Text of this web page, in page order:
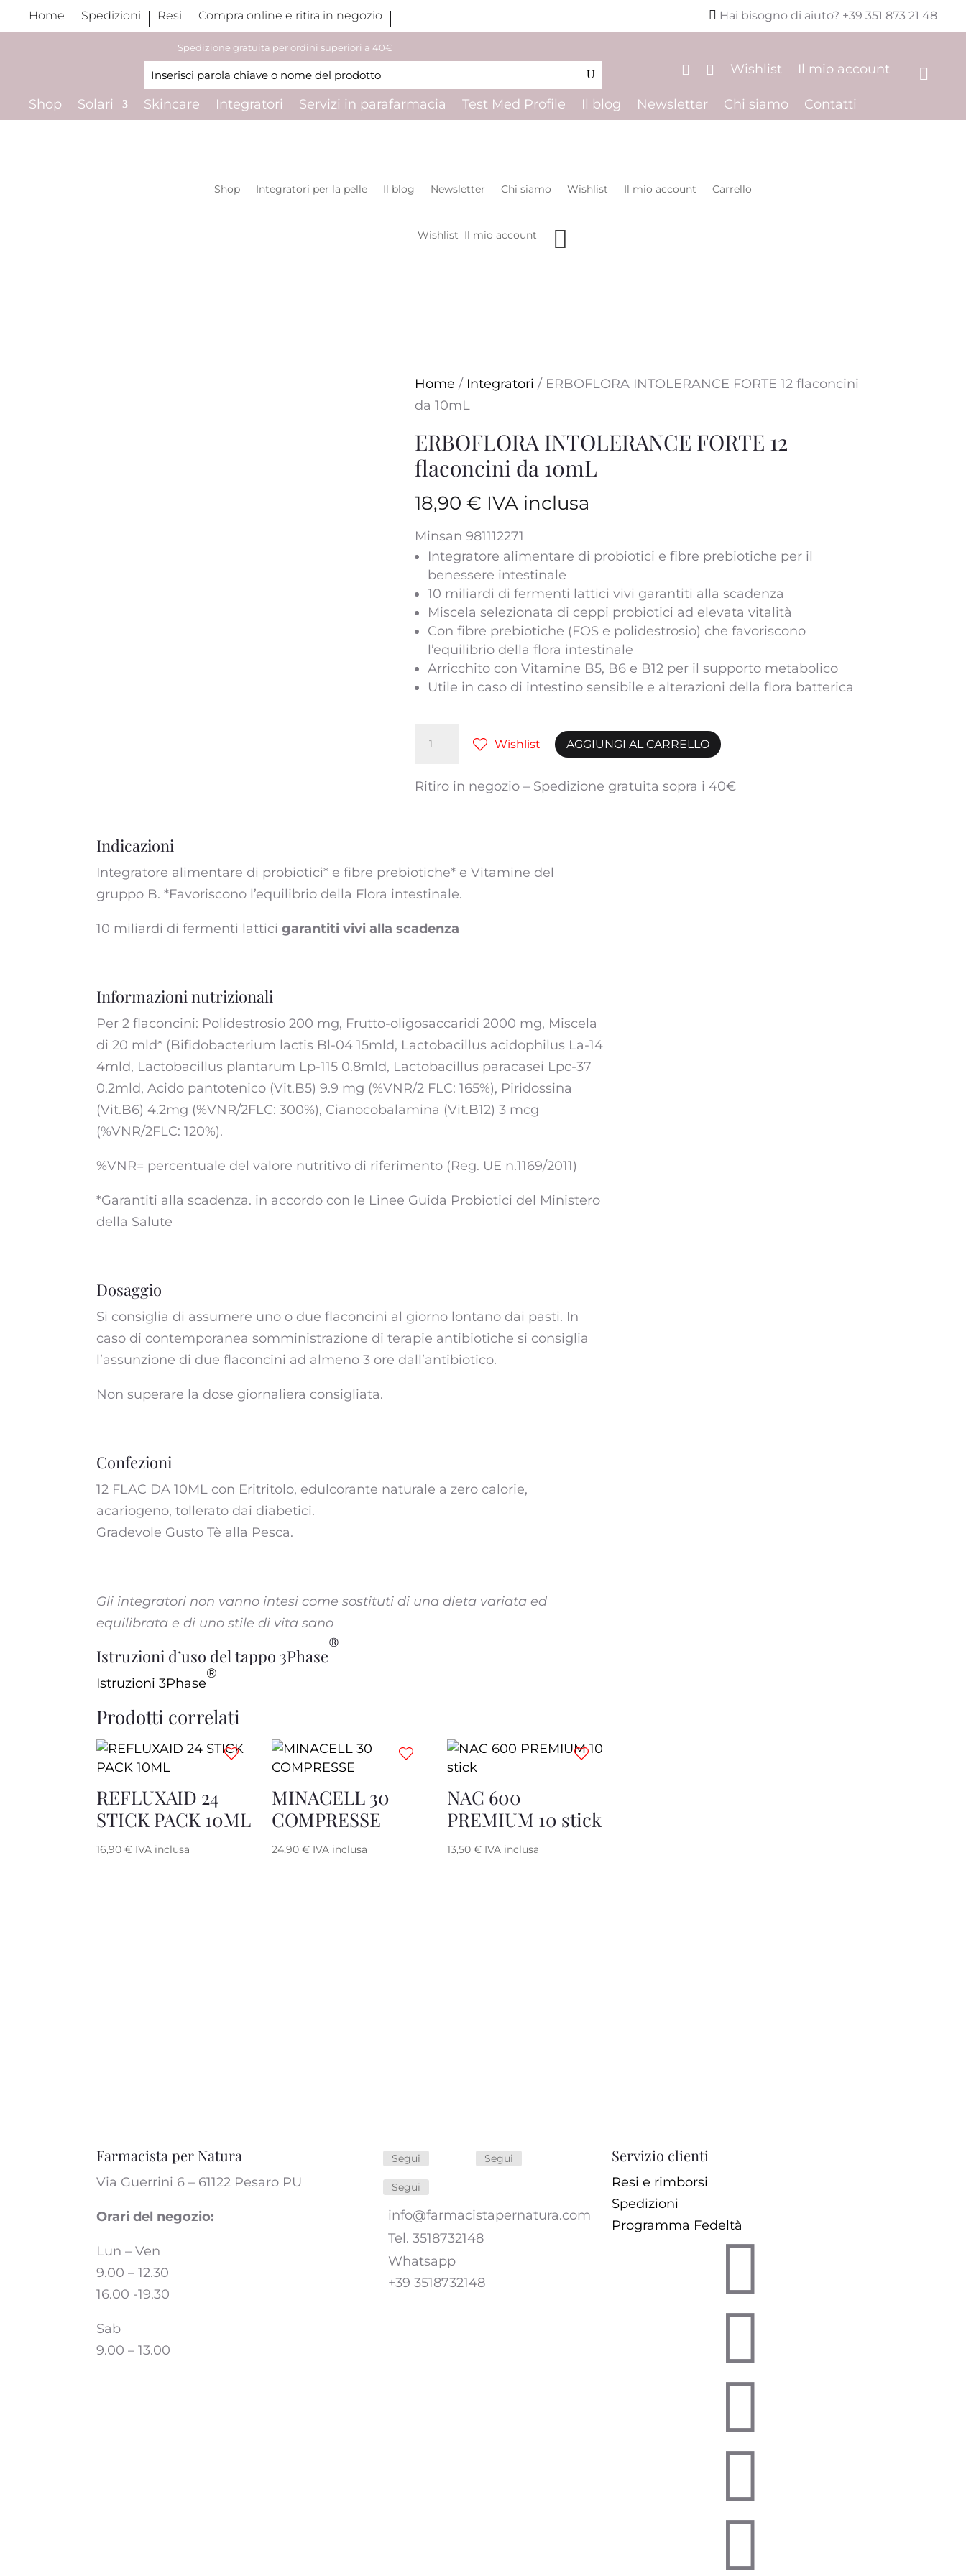
Home Spedizioni Resi Compra online e ritira in negozio  Hai bisogno di aiuto? +39 351 873 21 48
Spedizione gratuita per ordini superiori a 40€
  Wishlist Il mio account
Shop Solari Skincare Integratori Servizi in parafarmacia Test Med Profile Il blog Newsletter Chi siamo Contatti
Shop Integratori per la pelle Il blog Newsletter Chi siamo Wishlist Il mio account Carrello
Wishlist Il mio account
Home / Integratori / ERBOFLORA INTOLERANCE FORTE 12 flaconcini
da 10mL
ERBOFLORA INTOLERANCE FORTE 12
flaconcini da 10mL
18,90€ IVA inclusa
Minsan 981112271
Integratore alimentare di probiotici e fibre prebiotiche per il
benessere intestinale
10 miliardi di fermenti lattici vivi garantiti alla scadenza
Miscela selezionata di ceppi probiotici ad elevata vitalità
Con fibre prebiotiche (FOS e polidestrosio) che favoriscono
l’equilibrio della flora intestinale
Arricchito con Vitamine B5, B6 e B12 per il supporto metabolico
Utile in caso di intestino sensibile e alterazioni della flora batterica
ERBOFLORA
INTOLERANCE
FORTE
10mL
quantità
Wishlist AGGIUNGI AL CARRELLO
Ritiro in negozio – Spedizione gratuita sopra i 40€
Indicazioni
Integratore alimentare di probiotici* e fibre prebiotiche* e Vitamine del
gruppo B. *Favoriscono l’equilibrio della Flora intestinale.
10 miliardi di fermenti latticigarantiti vivi alla scadenza
Informazioni nutrizionali
Per 2 flaconcini: Polidestrosio 200 mg, Frutto-oligosaccaridi 2000 mg, Miscela
di 20 mld* (Bifidobacterium lactis Bl-04 15mld, Lactobacillus acidophilus La-14
4mld, Lactobacillus plantarum Lp-115 0.8mld, Lactobacillus paracasei Lpc-37
0.2mld, Acido pantotenico (Vit.B5) 9.9 mg (%VNR/2 FLC: 165%), Piridossina
(Vit.B6) 4.2mg (%VNR/2FLC: 300%), Cianocobalamina (Vit.B12) 3 mcg
(%VNR/2FLC: 120%).
%VNR= percentuale del valore nutritivo di riferimento (Reg. UE n.1169/2011)
*Garantiti alla scadenza. in accordo con le Linee Guida Probiotici del Ministero
della Salute
Dosaggio
Si consiglia di assumere uno o due flaconcini al giorno lontano dai pasti. In
caso di contemporanea somministrazione di terapie antibiotiche si consiglia
l’assunzione di due flaconcini ad almeno 3 ore dall’antibiotico.
Non superare la dose giornaliera consigliata.
Confezioni
12 FLAC DA 10ML con Eritritolo, edulcorante naturale a zero calorie,
acariogeno, tollerato dai diabetici.
Gradevole Gusto Tè alla Pesca.
Gli integratori non vanno intesi come sostituti di una dieta variata ed
equilibrata e di uno stile di vita sano
Istruzioni d’uso del tappo 3Phase
®
Istruzioni 3Phase
®
Prodotti correlati
REFLUXAID 24
STICK PACK 10ML
16,90€ IVA inclusa
MINACELL 30
COMPRESSE
24,90€ IVA inclusa
NAC 600
PREMIUM 10 stick
13,50€ IVA inclusa
Farmacista per Natura
Via Guerrini 6 – 61122 Pesaro PU
Orari del negozio:
Lun – Ven
9.00 – 12.30
16.00 -19.30
Sab
9.00 – 13.00
Segui Segui
Segui
info@farmacistapernatura.com
Tel. 3518732148
Whatsapp
+39 3518732148
Servizio clienti
Resi e rimborsi
Spedizioni
Programma Fedeltà




